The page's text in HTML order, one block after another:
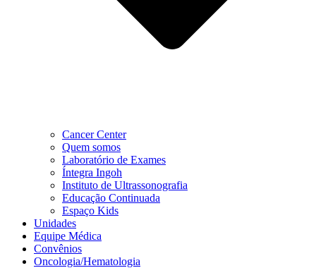
Cancer Center
Quem somos
Laboratório de Exames
Íntegra Ingoh
Instituto de Ultrassonografia
Educação Continuada
Espaço Kids
Unidades
Equipe Médica
Convênios
Oncologia/Hematologia